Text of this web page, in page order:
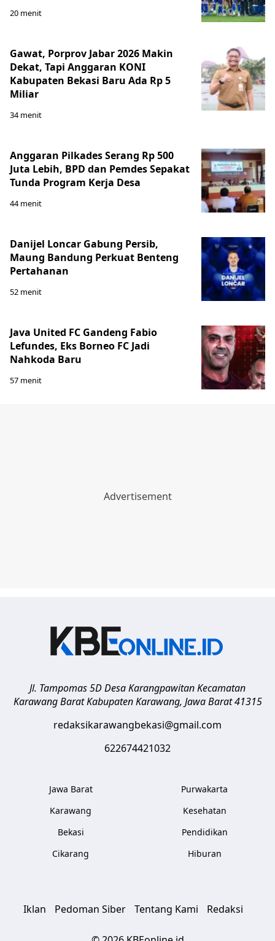
20 menit
Gawat, Porprov Jabar 2026 Makin
Dekat, Tapi Anggaran KONI
Kabupaten Bekasi Baru Ada Rp 5
Miliar
34 menit
Anggaran Pilkades Serang Rp 500
Juta Lebih, BPD dan Pemdes Sepakat
Tunda Program Kerja Desa
44 menit
Danijel Loncar Gabung Persib,
Maung Bandung Perkuat Benteng
Pertahanan
52 menit
Java United FC Gandeng Fabio
Lefundes, Eks Borneo FC Jadi
Nahkoda Baru
57 menit
Jl. Tampomas 5D Desa Karangpawitan Kecamatan
Karawang Barat Kabupaten Karawang, Jawa Barat 41315
redaksikarawangbekasi@gmail.com
622674421032
Jawa Barat
Karawang
Bekasi
Cikarang
Purwakarta
Kesehatan
Pendidikan
Hiburan
Iklan Pedoman Siber Tentang Kami Redaksi